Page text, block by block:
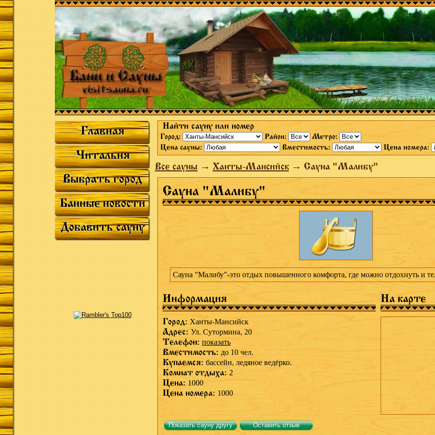
Главная
Читальня
Выбрать город
Банные новости
Добавить сауну
Найти сауну или номер
Город: Район:
Метро:
Цена сауны:
Вместимость: Цена номера:
Все сауны→Ханты-Мансийск→ Сауна "Малибу"
Сауна "Малибу"
Сауна "Малибу"-это отдых повышенного комфорта, где можно отдохнуть и
Информация На карте
Город: Ханты-Мансийск
Адрес: Ул. Сутормина, 20
Телефон: показать
Вместимость: до 10 чел.
Купаемся: бассейн, ледяное ведёрко.
Комнат отдыха: 2
Цена: 1000
Цена номера: 1000
Показать сауну другу Оставить отзыв